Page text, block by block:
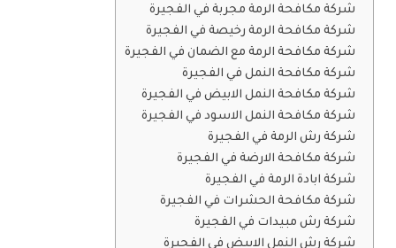
شركة مكافحة الرمة مجربة في الفجيرة
شركة مكافحة الرمة رخيصة في الفجيرة
شركة مكافحة الرمة مع الضمان في الفجيرة
شركة مكافحة النمل في الفجيرة
شركة مكافحة النمل الابيض في الفجيرة
شركة مكافحة النمل الاسود في الفجيرة
شركة رش الرمة في الفجيرة
شركة مكافحة الارضة في الفجيرة
شركة ابادة الرمة في الفجيرة
شركة مكافحة الحشرات في الفجيرة
شركة رش مبيدات في الفجيرة
شركة رش النمل الابيض في الفجيرة